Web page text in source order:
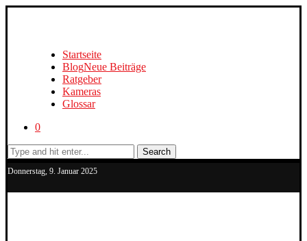
Startseite
BlogNeue Beiträge
Ratgeber
Kameras
Glossar
0
Search
Donnerstag, 9. Januar 2025